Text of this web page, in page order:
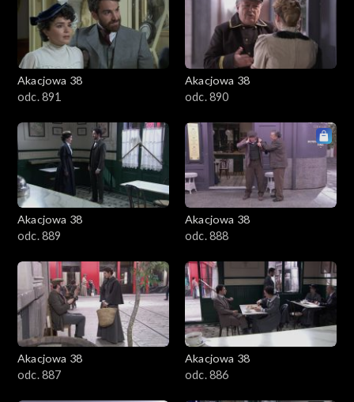
Akacjowa 38
odc. 891
Akacjowa 38
odc. 890
Akacjowa 38
odc. 889
Akacjowa 38
odc. 888
Akacjowa 38
odc. 887
Akacjowa 38
odc. 886